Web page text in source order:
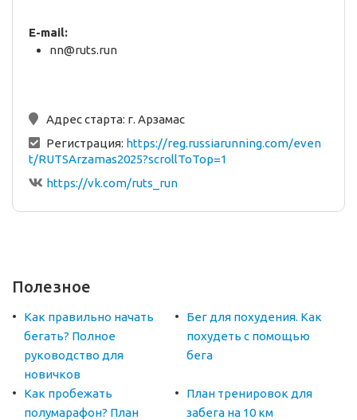
E-mail:
nn@ruts.run
Адрес старта: г. Арзамас
Регистрация: https://reg.russiarunning.com/even
t/RUTSArzamas2025?scrollToTop=1
https://vk.com/ruts_run
Полезное
Как правильно начать
бегать? Полное
руководство для
новичков
Бег для похудения. Как
похудеть с помощью
бега
Как пробежать
полумарафон? План
План тренировок для
забега на 10 км